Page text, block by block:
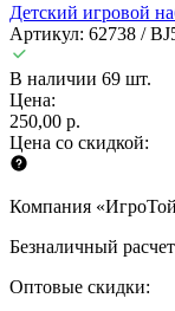
Детский игровой
Артикул: 62738 /
В наличии 69 шт.
Цена:
250,00 р.
Цена со скидкой:
Компания
Безналичный
Оптовые скидки: